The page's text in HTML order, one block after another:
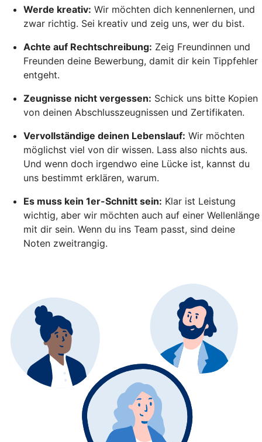
Werde kreativ: Wir möchten dich kennenlernen, und
zwar richtig. Sei kreativ und zeig uns, wer du bist.
Achte auf Rechtschreibung: Zeig Freundinnen und
Freunden deine Bewerbung, damit dir kein Tippfehler
entgeht.
Zeugnisse nicht vergessen: Schick uns bitte Kopien
von deinen Abschlusszeugnissen und Zertifikaten.
Vervollständige deinen Lebenslauf: Wir möchten
möglichst viel von dir wissen. Lass also nichts aus.
Und wenn doch irgendwo eine Lücke ist, kannst du
uns bestimmt erklären, warum.
Es muss kein 1er-Schnitt sein: Klar ist Leistung
wichtig, aber wir möchten auch auf einer Wellenlänge
mit dir sein. Wenn du ins Team passt, sind deine
Noten zweitrangig.